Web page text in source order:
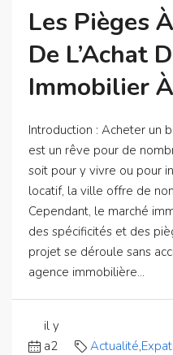
Les Pièges
De L’Achat
Immobilier
Introduction : Acheter un
est un rêve pour de
soit pour y vivre ou pour
locatif, la ville offre de
Cependant, le marché
des spécificités et des
projet se déroule sans
agence immobilière...
il y
a2
Actualité,